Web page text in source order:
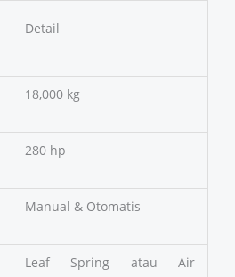
Detail
18,000 kg
280 hp
Manual & Otomatis
Leaf Spring atau Air